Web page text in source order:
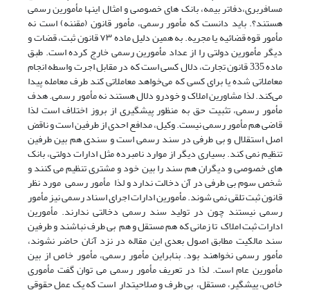
مسافربری،دفاتر بیمه، بانک های خصوصی و امثال اینها مأمورین رسمی
هستند؟. باید دانست که مأمور رسمی، مأمور قانون (مقننه) است نه
مأمور قوه قضائیه یا مجریه. به همین دلیل ماده ۷۳ قانون ثبت، قضات و
دیگر مأمورین دولتی را از عداد مأمورین رسمی خارج کرده است. طبق
ماده 335 قانون تجارت، دلال کسی است که در مقابل اجرت واسطه انجام
معاملاتی شده یا برای کسی که می‌خواهد معاملاتی کند طرف معامله پیدا
می‌کند. لذا مشاورین املاک و خودرو دلال هستند نه مأمور رسمی. هدف
مأمور رسمی، تثبیت حق به منظور پیشگیری از بروز اختلاف است لذا
قاضی هم مأمور رسمی نیست. وکیل، مدافع احدی از طرفین است و ناقض
اصل استقلال و بی طرفی در سند رسمی است و سندی هم بین طرفین
تنظیم نمی کند. بسیاری دیگر از موارد نامبرده مثل ادارات دولتی، بانک
های خصوصی و دیگران هم سند را بین خود و مشتری تنظیم می کنند و
شخص سوم بی طرفی در آن دخالت ندارد و لذا مأمور رسمی مورد نظر
قانون ثبت تلقی نمی شوند. مأمورین ادارات اجرای اسناد رسمی نیز مأمور
رسمی نیستند چون در تولید سند رسمی دخالتی ندارند. مأمورین
ادارات ثبت املاک تا زمانی که هم مستقل و هم بی طرف نباشند و طرفین
سند مالکیت مطابق اصول بعدی این مقاله در نزد آنان حاضر نشوند،
مأمور رسمی نخواهند بود. بنابراین مأمور رسمی، مأمور خاص از بین
مأمورین عام است. لذا در تعریف مأمور رسمی می توان گفت مأموری
خاص، پیشگیر، مستقل، بی طرف و صلاحیتدار است که یک عمل حقوقی